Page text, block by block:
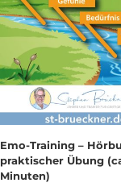
Emo-Training –
praktischer Übung
Minuten)